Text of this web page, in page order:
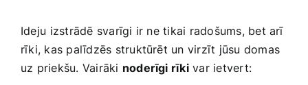
Ideju ⁢izstrādē svarīgi ir ne tikai radošums, bet arī
rīki, kas palīdzēs struktūrēt un virzīt jūsu domas
uz priekšu. Vairāki noderīgi rīkivar ietvert: